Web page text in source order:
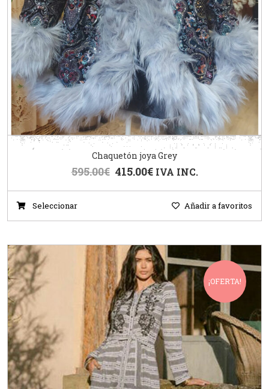
Chaquetón joya Grey
595.00€ 415.00€ IVA INC.
Seleccionar Añadir a favoritos
¡OFERTA!